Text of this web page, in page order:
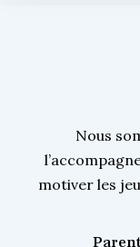
Nous
motiver les